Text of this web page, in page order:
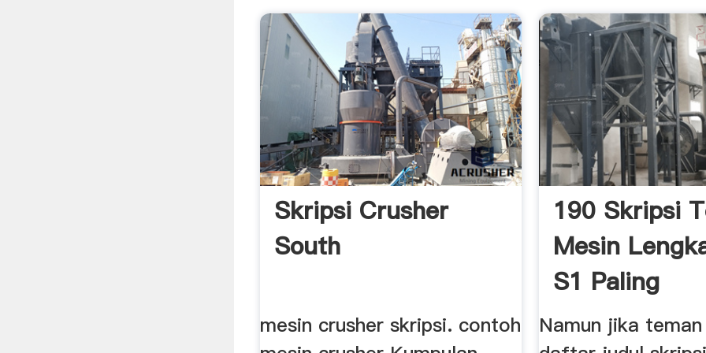
Skripsi Crusher
South
mesin crusher skripsi. contoh
190 Skripsi
Mesin
S1 Paling
Namun jika